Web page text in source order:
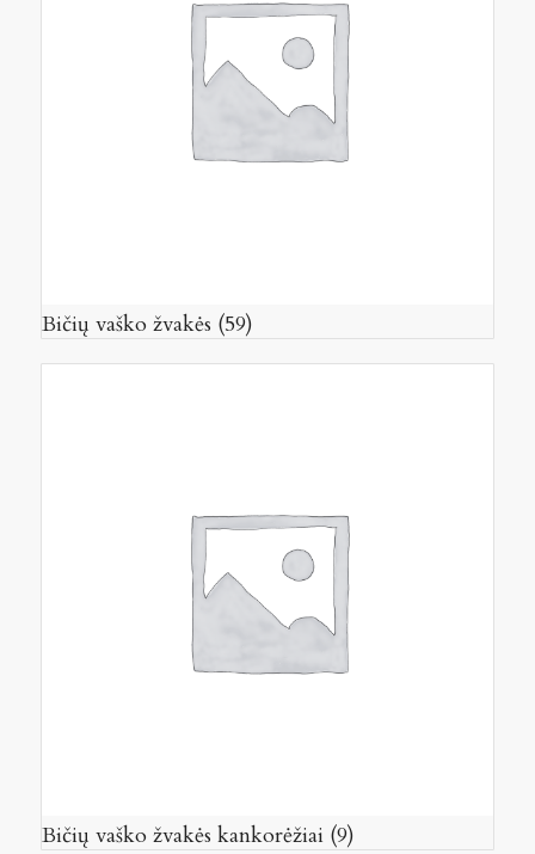
Bičių vaško žvakės (59)
Bičių vaško žvakės kankorėžiai (9)